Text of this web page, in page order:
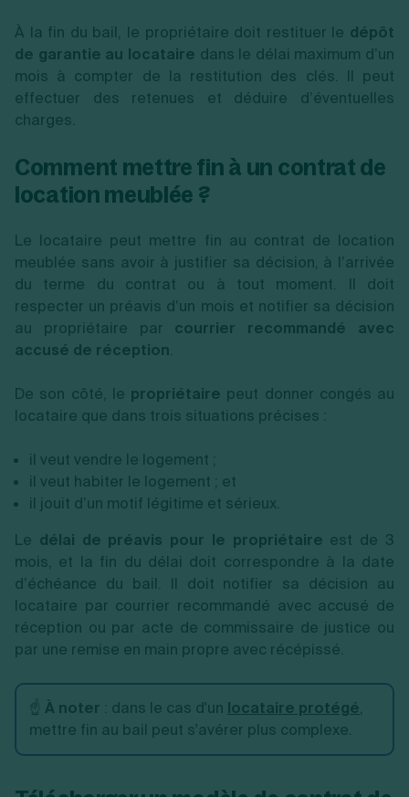
À la fin du bail, le propriétaire doit restituer le dépôt
de garantie au locataire dans le délai maximum d’un
mois à compter de la restitution des clés. Il peut
effectuer des retenues et déduire d’éventuelles
charges.
Comment mettre fin à un contrat de
location meublée ?
Le locataire peut mettre fin au contrat de location
meublée sans avoir à justifier sa décision, à l’arrivée
du terme du contrat ou à tout moment. Il doit
respecter un préavis d’un mois et notifier sa décision
au propriétaire par courrier recommandé avec
accusé de réception.
De son côté, le propriétaire peut donner congés au
locataire que dans trois situations précises :
il veut vendre le logement ;
il veut habiter le logement ; et
il jouit d’un motif légitime et sérieux.
Le délai de préavis pour le propriétaire est de 3
mois, et la fin du délai doit correspondre à la date
d’échéance du bail. Il doit notifier sa décision au
locataire par courrier recommandé avec accusé de
réception ou par acte de commissaire de justice ou
par une remise en main propre avec récépissé.
☝️ À noter : dans le cas d'un locataire protégé,
mettre fin au bail peut s'avérer plus complexe.